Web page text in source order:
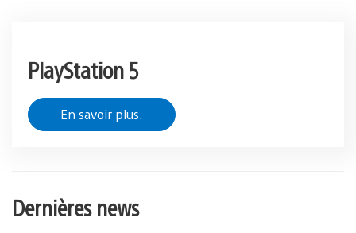
PlayStation 5
En savoir plus.
Dernières news